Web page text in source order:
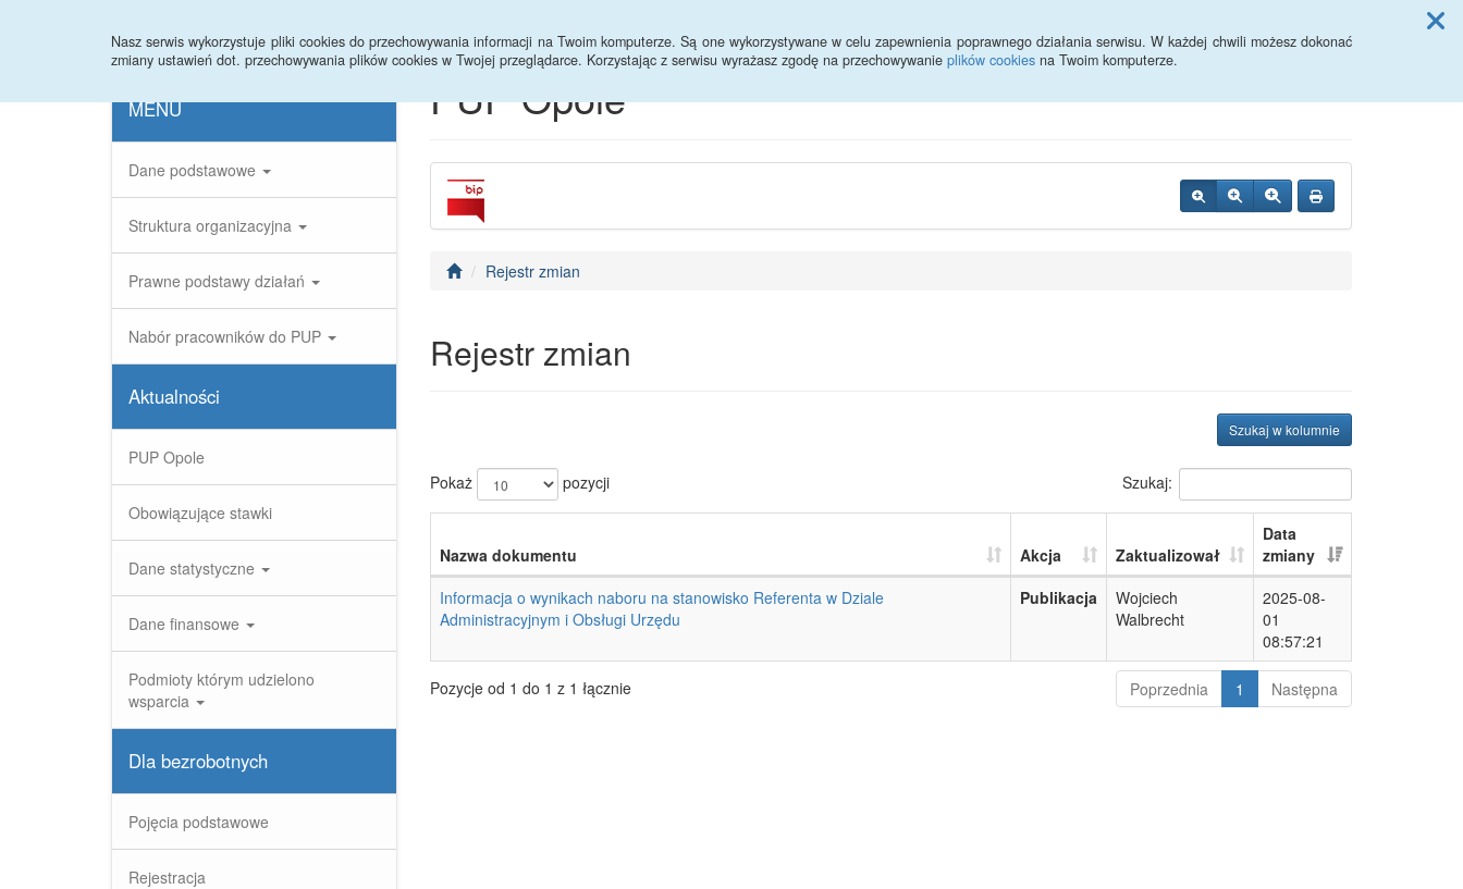
Nasz serwis wykorzystuje pliki cookies do przechowywania informacji na Twoim komputerze. Są one wykorzystywane w celu zapewnienia poprawnego działania serwisu. W każdej chwili możesz dokonać
zmiany ustawień dot. przechowywania plików cookies w Twojej przeglądarce. Korzystając z serwisu wyrażasz zgodę na przechowywanie plików cookies na Twoim komputerze.
MENU
Dane podstawowe
Struktura organizacyjna
Prawne podstawy działań
Nabór pracowników do PUP
Aktualności
PUP Opole
Obowiązujące stawki
Dane statystyczne
Dane finansowe
Podmioty którym udzielono
wsparcia
Dla bezrobotnych
Pojęcia podstawowe
Rejestracja
PUP Opole
Rejestr zmian
Rejestr zmian
Szukaj w kolumnie
Pokaż pozycji Szukaj:
Nazwa dokumentu Akcja Zaktualizował
Data
zmiany
Informacja o wynikach naboru na stanowisko Referenta w Dziale
Administracyjnym i Obsługi Urzędu
Publikacja
Wojciech
Walbrecht
2025-08-
01
08:57:21
Pozycje od 1 do 1 z 1 łącznie Poprzednia 1 Następna